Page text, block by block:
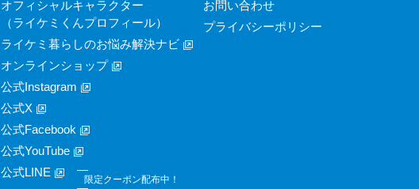
オフィシャルキャラクター
（ライケミくんプロフィール）
ライケミ暮らしのお悩み解決ナビ
オンラインショップ
公式Instagram
公式X
公式Facebook
公式YouTube
公式LINE
限定クーポン配布中！
お問い合わせ
プライバシーポリシー